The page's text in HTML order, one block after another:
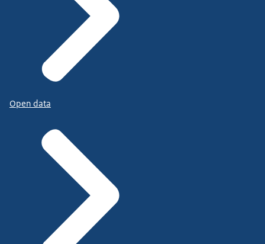
Open data